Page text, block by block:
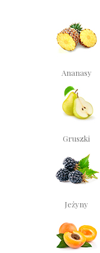
Ananasy
Gruszki
Jeżyny